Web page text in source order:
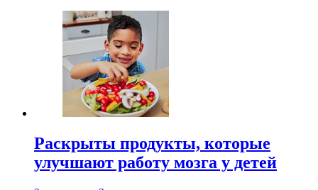
Раскрыты продукты, которые
улучшают работу мозга у детей